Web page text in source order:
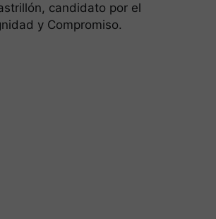
candidato por el
y Compromiso.